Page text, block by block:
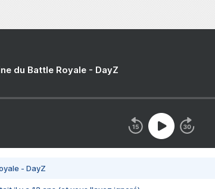
du Battle Royale - DayZ
- DayZ